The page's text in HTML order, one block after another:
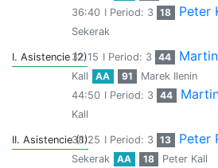
36:40 I Period: 3 18 Peter
Sekerak
I. Asistencie (2)32:15 I Period: 3 44
Kall
AA 91
Marek Ilenin
44:50 I Period: 3 44
Kall
II. Asistencie (1)
38:25 I Period: 3 13 Peter
Sekerak
AA 18 Peter Kall